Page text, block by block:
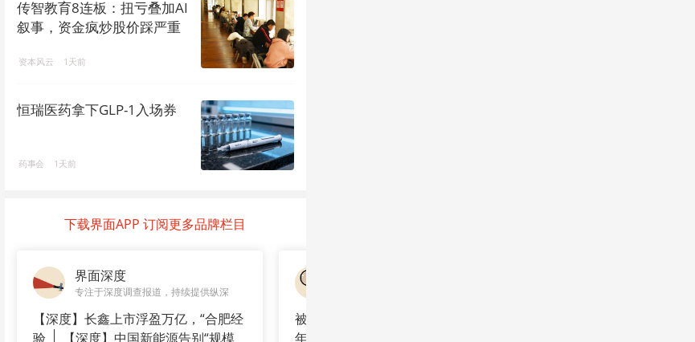
传智教育8连板：扭亏叠加AI
叙事，资金疯炒股价踩严重
资本风云 1天前
恒瑞医药拿下GLP-1入场券
药事会 1天前
下载界面APP 订阅更多品牌栏目
界面深度
专注于深度调查报道，持续提供纵深
【深度】长鑫上市浮盈万亿，“合肥经
验
【深度】中国新能源告别“规模
被洪水卷走的老村干部农春曙：他31
年